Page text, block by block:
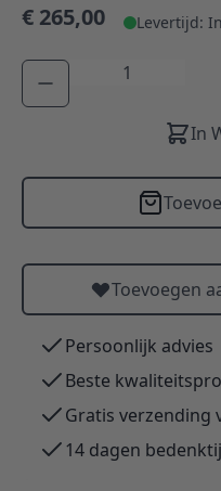
€ 265,00 Levertijd:
Aantal
In
Toevoegen
Persoonlijk advies
Beste
Gratis verzending
14 dagen